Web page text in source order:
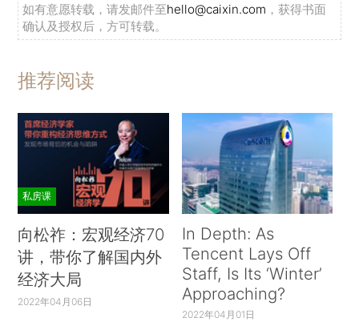
如有意愿转载，请发邮件至hello@caixin.com ，获得书面
确认及授权后，方可转载。
推荐阅读
私房课
向松祚：宏观经济70
讲，带你了解国内外
经济大局
2022年04月06日
In Depth: As
Tencent Lays Off
Staff, Is Its ‘Winter’
Approaching?
2022年04月01日